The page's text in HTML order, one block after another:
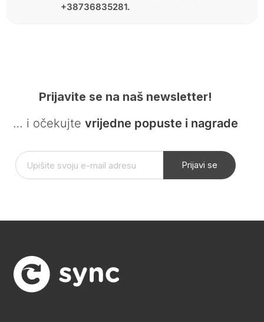
+38736835281.
Prijavite se na naš newsletter!
… i očekujte vrijedne popuste i nagrade
Prijavi se